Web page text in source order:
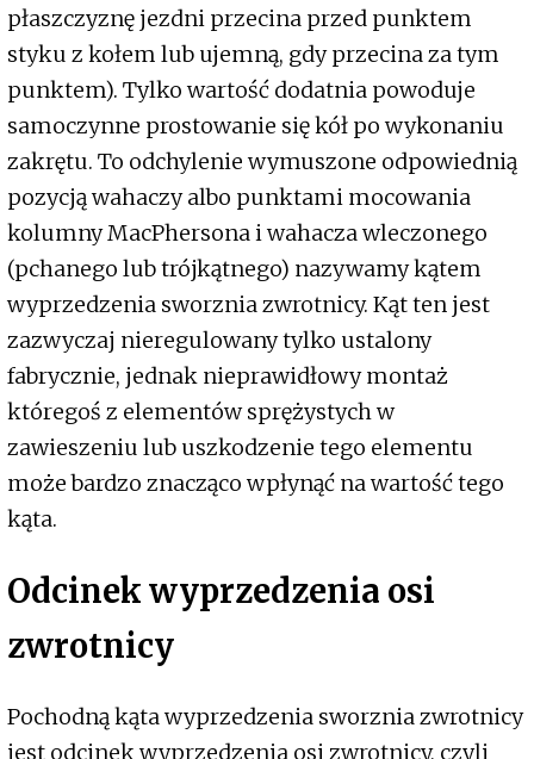
płaszczyznę jezdni przecina przed punktem
styku z kołem lub ujemną, gdy przecina za tym
punktem). Tylko wartość dodatnia powoduje
samoczynne prostowanie się kół po wykonaniu
zakrętu. To odchylenie wymuszone odpowiednią
pozycją wahaczy albo punktami mocowania
kolumny MacPhersona i wahacza wleczonego
(pchanego lub trójkątnego) nazywamy kątem
wyprzedzenia sworznia zwrotnicy. Kąt ten jest
zazwyczaj nieregulowany tylko ustalony
fabrycznie, jednak nieprawidłowy montaż
któregoś z elementów sprężystych w
zawieszeniu lub uszkodzenie tego elementu
może bardzo znacząco wpłynąć na wartość tego
kąta.
Odcinek wyprzedzenia osi
zwrotnicy
Pochodną kąta wyprzedzenia sworznia zwrotnicy
jest odcinek wyprzedzenia osi zwrotnicy, czyli